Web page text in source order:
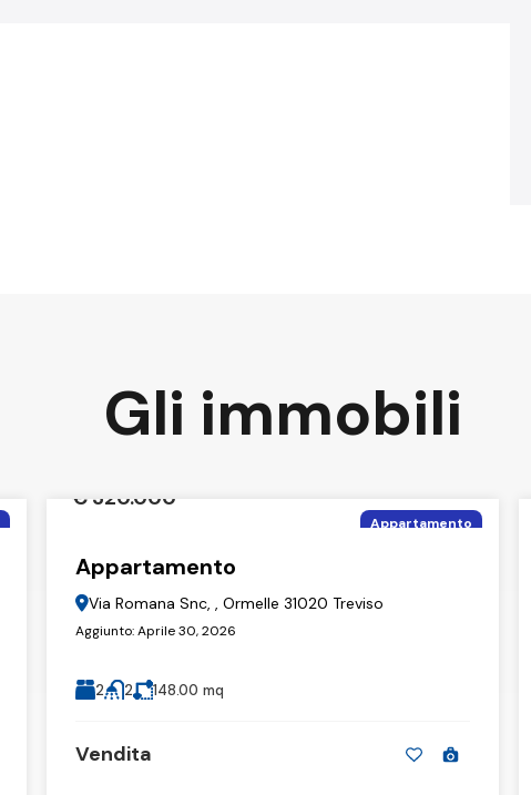
Gli immobili
Appartamento
€ 320.000
Appartamento
Via Romana Snc, , Ormelle 31020 Treviso
Aggiunto:Aprile 30, 2026
2 2 148.00 mq
Vendita